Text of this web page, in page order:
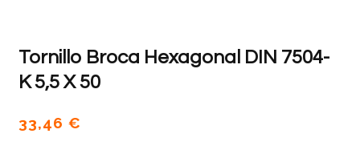
Tornillo Broca Hexagonal DIN 7504-
K 5,5 X 50
33,46€